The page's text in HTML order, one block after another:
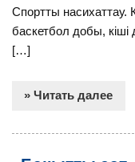
Спортты насихаттау.
баскетбол добы,
[…]
» Читать далее